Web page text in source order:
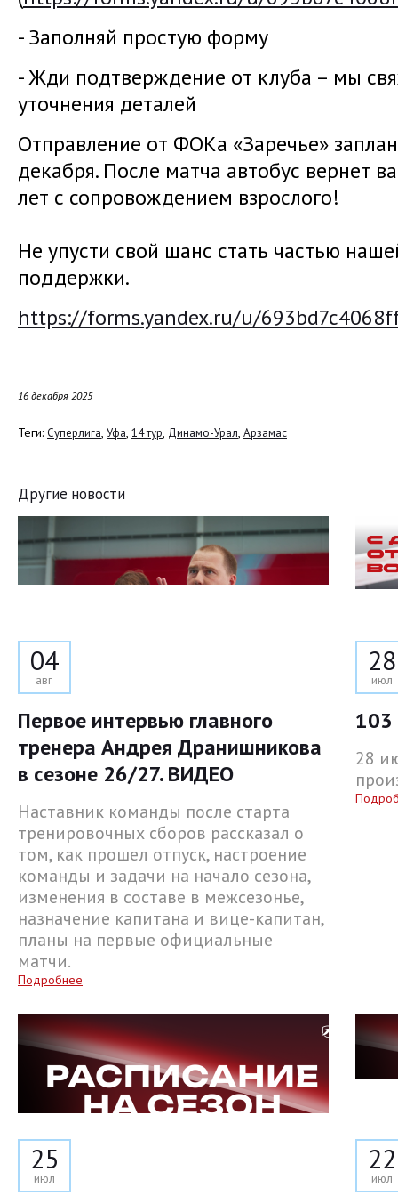
- Заполняй простую форму
- Жди подтверждение от клуба – мы
уточнения деталей
Отправление от ФОКа «Заречье»
декабря. После матча автобус вернет
лет с сопровождением взрослого!
Не упусти свой шанс стать частью
поддержки.
https://forms.yandex.ru/u/
16 декабря 2025
Теги: Суперлига, Уфа, 14 тур, Динамо-Урал, Арзамас
Другие новости
04
авг
Первое интервью главного
тренера Андрея Дранишникова
в сезоне 26/27. ВИДЕО
Наставник команды после старта
тренировочных сборов рассказал о
том, как прошел отпуск, настроение
команды и задачи на начало сезона,
изменения в составе в межсезонье,
назначение капитана и вице-капитан,
планы на первые официальные
матчи.
Подробнее
28
июл
103
28
25
июл
22
июл